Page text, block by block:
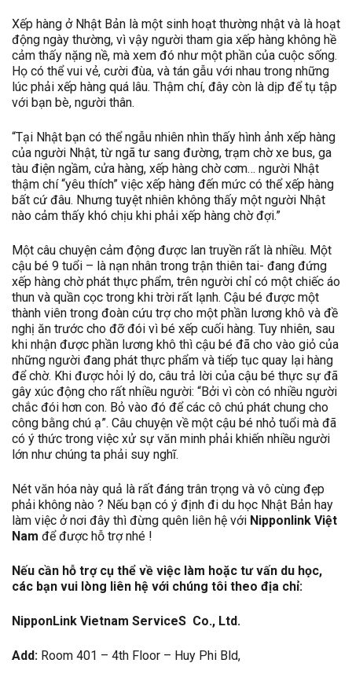
Xếp hàng ở Nhật Bản là một sinh hoạt thường nhật và là hoạt
động ngày thường, vì vậy người tham gia xếp hàng không hề
cảm thấy nặng nề, mà xem đó như một phần của cuộc sống.
Họ có thể vui vẻ, cười đùa, và tán gẫu với nhau trong những
lúc phải xếp hàng quá lâu. Thậm chí, đây còn là dịp để tụ tập
với bạn bè, người thân.
“Tại Nhật bạn có thể ngẫu nhiên nhìn thấy hình ảnh xếp hàng
của người Nhật, từ ngã tư sang đường, trạm chờ xe bus, ga
tàu điện ngầm, cửa hàng, xếp hàng chờ cơm… người Nhật
thậm chí “yêu thích” việc xếp hàng đến mức có thể xếp hàng
bất cứ đâu. Nhưng tuyệt nhiên không thấy một người Nhật
nào cảm thấy khó chịu khi phải xếp hàng chờ đợi.”
Một câu chuyện cảm động được lan truyền rất là nhiều. Một
cậu bé 9 tuổi – là nạn nhân trong trận thiên tai- đang đứng
xếp hàng chờ phát thực phẩm, trên người chỉ có một chiếc áo
thun và quần cọc trong khi trời rất lạnh. Cậu bé được một
thành viên trong đoàn cứu trợ cho một phần lương khô và đề
nghị ăn trước cho đỡ đói vì bé xếp cuối hàng. Tuy nhiên, sau
khi nhận được phần lương khô thì cậu bé đã cho vào giỏ của
những người đang phát thực phẩm và tiếp tục quay lại hàng
để chờ. Khi được hỏi lý do, câu trả lời của cậu bé thực sự đã
gây xúc động cho rất nhiều người: “Bởi vì còn có nhiều người
chắc đói hơn con. Bỏ vào đó để các cô chú phát chung cho
công bằng chú ạ”. Câu chuyện về một cậu bé nhỏ tuổi mà đã
có ý thức trong việc xử sự văn minh phải khiến nhiều người
lớn như chúng ta phải suy nghĩ.
Nét văn hóa này quả là rất đáng trân trọng và vô cùng đẹp
phải không nào ? Nếu bạn có ý định đi du học Nhật Bản hay
làm việc ở nơi đây thì đừng quên liên hệ với Nipponlink Việt
Nam để được hỗ trợ nhé !
Nếu cần hỗ trợ cụ thể về việc làm hoặc tư vấn du học,
các bạn vui lòng liên hệ với chúng tôi theo địa chỉ:
NipponLink Vietnam ServiceS Co., Ltd.
Add: Room 401 – 4th Floor – Huy Phi Bld,